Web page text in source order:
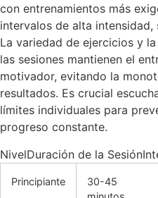
con entrenamientos más
intervalos de alta intensidad,
La variedad de ejercicios y
las sesiones mantienen el
motivador, evitando la
resultados. Es crucial
límites individuales para
progreso constante.
NivelDuración de la
Principiante
30-45